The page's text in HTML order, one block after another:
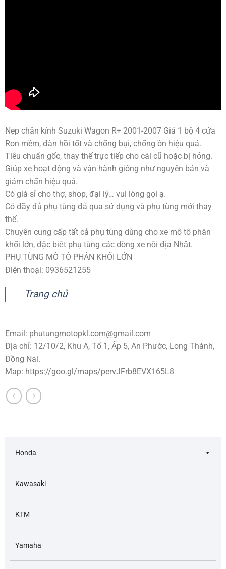
Nẹp chân kính Suzuki Wagon R+ 2001-2007 Giá 1 bộ 4 cửa
Ron mềm, đàn hồi tốt và chống bụi, chống ồn hiệu quả.
Tiêu chuẩn gốc, thay thế trực tiếp cho cái cũ hoặc bị hỏng.
Giúp xe hoạt động và vận hành giống như nguyên bản và
giảm chấn hiệu quả.
Có giá sỉ cho thợ, shop, đại lý… vui lòng gọi ạ.
Có đầy đủ phụ tùng đã qua sử dụng và phụ tùng mới thay
thế.
Chuyên cung cấp tất cả phụ tùng dùng cho xe mô tô phân
khối lớn, đặc biệt phụ tùng các dòng xe nội địa Nhật.
PHỤ TÙNG MÔ TÔ PHÂN KHỐI LỚN
Điện thoại: 0936521255
Trang chủ
Email: phutungmotopkl.com@gmail.com
Địa chỉ: 12/10/2, Khu A, Tổ 1, Ấp 5, An Phước, Long Thành,
Đồng Nai.
Map: https://goo.gl/maps/pervJFrb8EVX165L8
Honda
Kawasaki
KTM
Yamaha